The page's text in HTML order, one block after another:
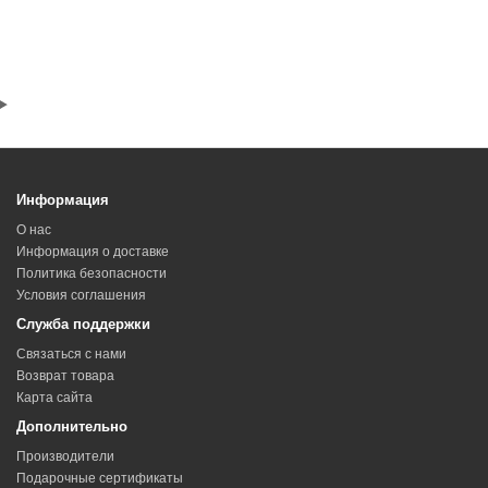
Информация
О нас
Информация о доставке
Политика безопасности
Условия соглашения
Служба поддержки
Связаться с нами
Возврат товара
Карта сайта
Дополнительно
Производители
Подарочные сертификаты